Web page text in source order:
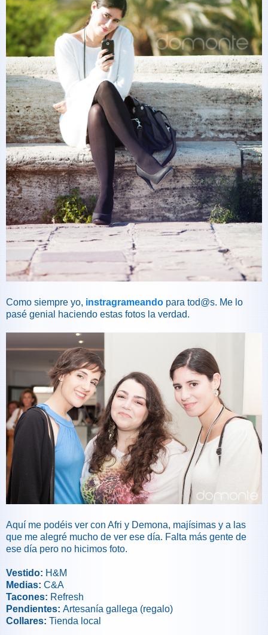
Como siempre yo, instragrameando para tod@s. Me lo
pasé genial haciendo estas fotos la verdad.
Aquí me podéis ver con Afri y Demona, majísimas y a las
que me alegré mucho de ver ese día. Falta más gente de
ese día pero no hicimos foto.
Vestido: H&M
Medias: C&A
Tacones: Refresh
Pendientes: Artesanía gallega (regalo)
Collares: Tienda local